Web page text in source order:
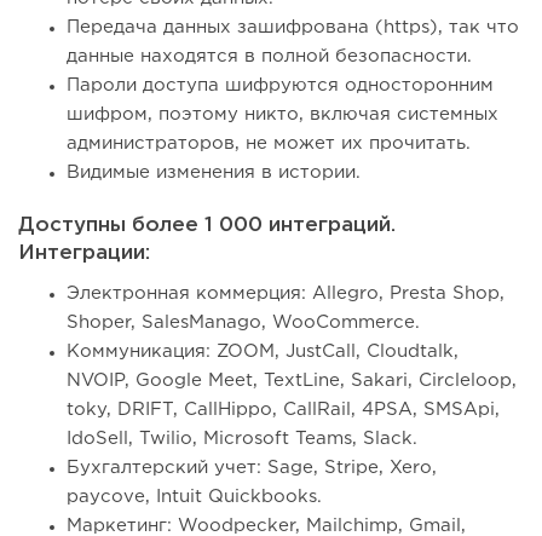
Передача данных зашифрована (https), так что
данные находятся в полной безопасности.
Пароли доступа шифруются односторонним
шифром, поэтому никто, включая системных
администраторов, не может их прочитать.
Видимые изменения в истории.
Доступны более 1 000 интеграций.
Интеграции:
Электронная коммерция: Allegro, Presta Shop,
Shoper, SalesManago, WooCommerce.
Коммуникация: ZOOM, JustCall, Cloudtalk,
NVOIP, Google Meet, TextLine, Sakari, Circleloop,
toky, DRIFT, CallHippo, CallRail, 4PSA, SMSApi,
IdoSell, Twilio, Microsoft Teams, Slack.
Бухгалтерский учет: Sage, Stripe, Xero,
paycove, Intuit Quickbooks.
Маркетинг: Woodpecker, Mailchimp, Gmail,